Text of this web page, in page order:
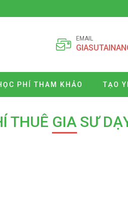
EMAIL
PHÍ THAM KHẢO TẠO
THUÊ GIA SƯ